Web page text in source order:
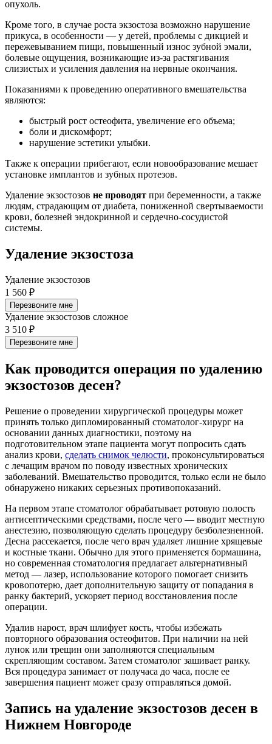
опухоль.
Кроме того, в случае роста экзостоза возможно нарушение
прикуса, в особенности — у детей, проблемы с дикцией и
пережевыванием пищи, повышенный износ зубной эмали,
болевые ощущения, возникающие из-за растягивания
слизистых и усиления давления на нервные окончания.
Показаниями к проведению оперативного вмешательства
являются:
быстрый рост остеофита, увеличение его объема;
боли и дискомфорт;
нарушение эстетики улыбки.
Также к операции прибегают, если новообразование мешает
установке имплантов и зубных протезов.
Удаление экзостозов не проводят при беременности, а также
людям, страдающим от диабета, пониженной свертываемости
крови, болезней эндокринной и сердечно-сосудистой
системы.
Удаление экзостоза
Удаление экзостозов
1 560 ₽
Перезвоните мне
Удаление экзостозов сложное
3 510 ₽
Перезвоните мне
Как проводится операция по удалению
экзостозов десен?
Решение о проведении хирургической процедуры может
принять только дипломированный стоматолог-хирург на
основании данных диагностики, поэтому на
подготовительном этапе пациента могут попросить сдать
анализ крови, сделать снимок челюсти, проконсультироваться
с лечащим врачом по поводу известных хронических
заболеваний. Вмешательство проводится, только если не было
обнаружено никаких серьезных противопоказаний.
На первом этапе стоматолог обрабатывает ротовую полость
антисептическими средствами, после чего — вводит местную
анестезию, позволяющую сделать процедуру безболезненной.
Десна рассекается, после чего врач удаляет лишние хрящевые
и костные ткани. Обычно для этого применяется бормашина,
но современная стоматология предлагает альтернативный
метод — лазер, использование которого помогает снизить
кровопотерю, дает дополнительную защиту от попадания в
ранку бактерий, ускоряет период восстановления после
операции.
Удалив нарост, врач шлифует кость, чтобы избежать
повторного образования остеофитов. При наличии на ней
лунок или трещин они заполняются специальным
скрепляющим составом. Затем стоматолог зашивает ранку.
Вся процедура занимает от получаса до часа, после ее
завершения пациент может сразу отправляться домой.
Запись на удаление экзостозов десен в
Нижнем Новгороде